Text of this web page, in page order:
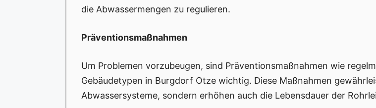
die Abwassermengen zu regulieren.
Präventionsmaßnahmen
Um Problemen vorzubeugen, sind Präventionsmaßnahmen wie
Gebäudetypen in Burgdorf Otze wichtig. Diese Maßnahmen
Abwassersysteme, sondern erhöhen auch die Lebensdauer der